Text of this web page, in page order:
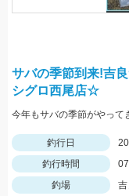
サバの季節到来!吉
シグロ西尾店☆
釣行日
釣行時間
釣場
吉